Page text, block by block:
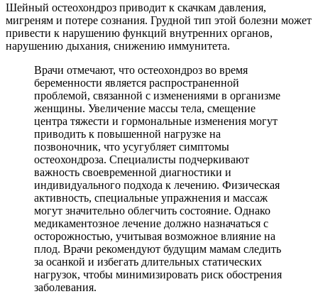
Шейный остеохондроз приводит к скачкам давления,
мигреням и потере сознания. Грудной тип этой болезни может
привести к нарушению функций внутренних органов,
нарушению дыхания, снижению иммунитета.
Врачи отмечают, что остеохондроз во время
беременности является распространенной
проблемой, связанной с изменениями в организме
женщины. Увеличение массы тела, смещение
центра тяжести и гормональные изменения могут
приводить к повышенной нагрузке на
позвоночник, что усугубляет симптомы
остеохондроза. Специалисты подчеркивают
важность своевременной диагностики и
индивидуального подхода к лечению. Физическая
активность, специальные упражнения и массаж
могут значительно облегчить состояние. Однако
медикаментозное лечение должно назначаться с
осторожностью, учитывая возможное влияние на
плод. Врачи рекомендуют будущим мамам следить
за осанкой и избегать длительных статических
нагрузок, чтобы минимизировать риск обострения
заболевания.